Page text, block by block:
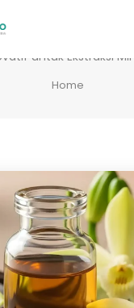
untuk Ekstraksi
Home